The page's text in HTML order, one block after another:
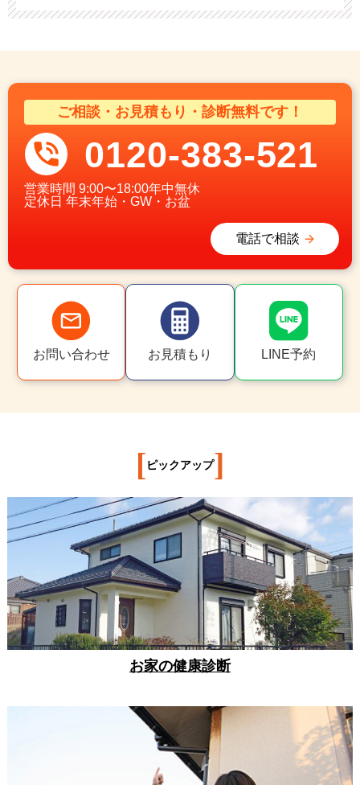
ご相談・お見積もり・診断無料です！
0120-383-521
営業時間 9:00〜18:00年中無休
定休日 年末年始・GW・お盆
電話で相談
お問い合わせ お見積もり LINE予約
[ ピックアップ]
お家の健康診断